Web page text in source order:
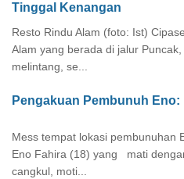
Tinggal Kenangan
Resto Rindu Alam (foto: Ist)
Alam yang berada di jalur
melintang, se...
Pengakuan Pembunuh
Mess tempat lokasi pembunuhan
Eno Fahira (18) yang mati
cangkul, moti...